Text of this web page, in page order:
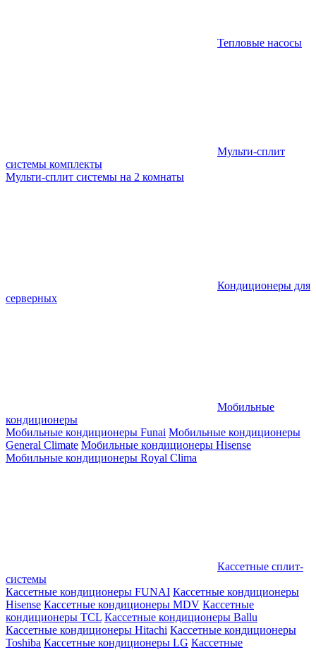
Тепловые насосы
Мульти-сплит
системы комплекты
Мульти-сплит системы на 2 комнаты
Кондиционеры для
серверных
Мобильные
кондиционеры
Мобильные кондиционеры Funai Мобильные кондиционеры
General Climate Мобильные кондиционеры Hisense
Мобильные кондиционеры Royal Clima
Кассетные сплит-
системы
Кассетные кондиционеры FUNAI Кассетные кондиционеры
Hisense Кассетные кондиционеры MDV Кассетные
кондиционеры TCL Кассетные кондиционеры Ballu
Кассетные кондиционеры Hitachi Кассетные кондиционеры
Toshiba Кассетные кондиционеры LG Кассетные